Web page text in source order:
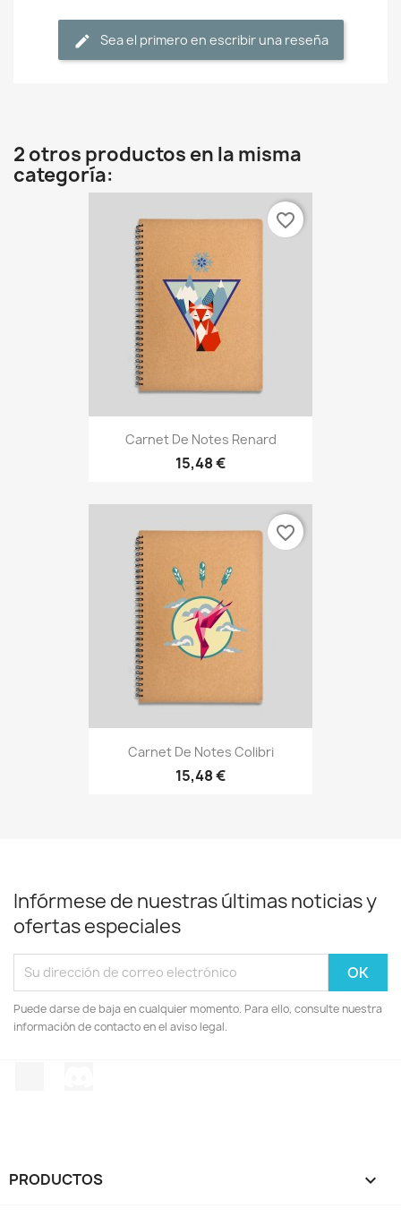
Sea el primero en escribir una reseña
2 otros productos en la misma
categoría:
Carnet De Notes Renard
15,48 €
favorite_border
Carnet De Notes Colibri
15,48 €
favorite_border
Infórmese de nuestras últimas noticias y
ofertas especiales
Puede darse de baja en cualquier momento. Para ello, consulte nuestra
información de contacto en el aviso legal.
PRODUCTOS 